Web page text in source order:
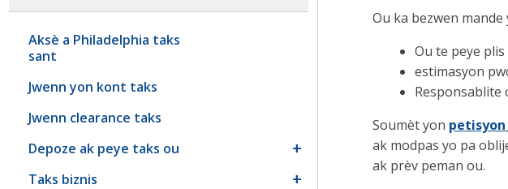
Aksè a Philadelphia taks
sant
Jwenn yon kont taks
Jwenn clearance taks
Depoze ak peye taks ou
Taks biznis
Ou ka bezwen
Ou te peye
estimasyon
Responsablite
Soumèt yon
ak modpas yo pa
ak prèv peman ou.